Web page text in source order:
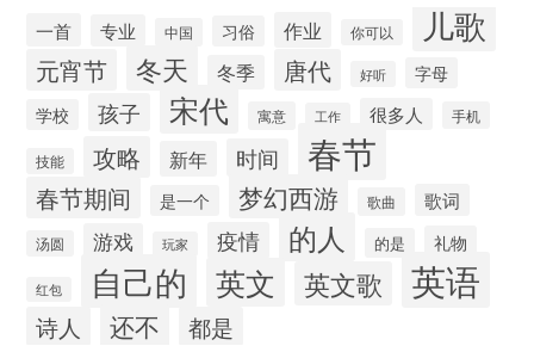
一首 专业 中国 习俗 作业 你可以 儿歌
元宵节 冬天 冬季 唐代 好听
字母
学校
孩子 宋代 寓意 工作 很多人 手机
技能 攻略 新年 时间 春节
春节期间 是一个 梦幻西游 歌曲 歌词
汤圆 游戏 玩家 疫情 的人 的是 礼物
红包 自己的 英文 英文歌 英语
诗人 还不 都是